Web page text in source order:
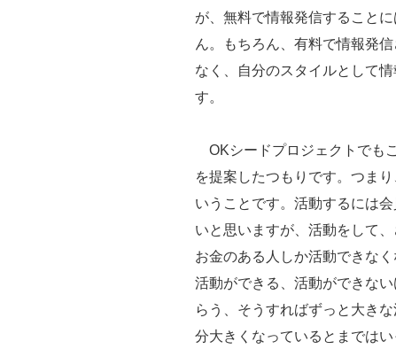
が、無料で情報発信すること
ん。もちろん、有料で情報発
なく、自分のスタイルとして
す。
OKシードプロジェクトでも
を提案したつもりです。つま
いうことです。活動するには
いと思いますが、活動をして
お金のある人しか活動できな
活動ができる、活動ができな
らう、そうすればずっと大き
分大きくなっているとまでは